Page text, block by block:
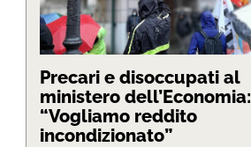
Precari e disoccupati al
ministero dell’Economia:
“Vogliamo reddito
incondizionato”